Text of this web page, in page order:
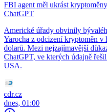
FBI agent měl ukrást
ChatGPT
Americké úřady obvinily
Yarocha z odcizení kryptoměn
dolarů. Mezi nejzajímavější
ChatGPT, ve kterých údajně
USA.
cdr.cz
dnes, 01:00